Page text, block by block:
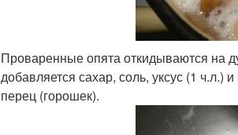
Проваренные опята откидываются на
добавляется сахар, соль, уксус (1
перец (горошек).